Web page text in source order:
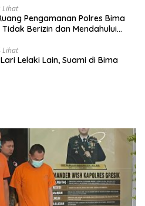
Lihat
Pengamanan Polres Bima
Berizin dan Mendahului
Lihat
Lelaki Lain, Suami di Bima